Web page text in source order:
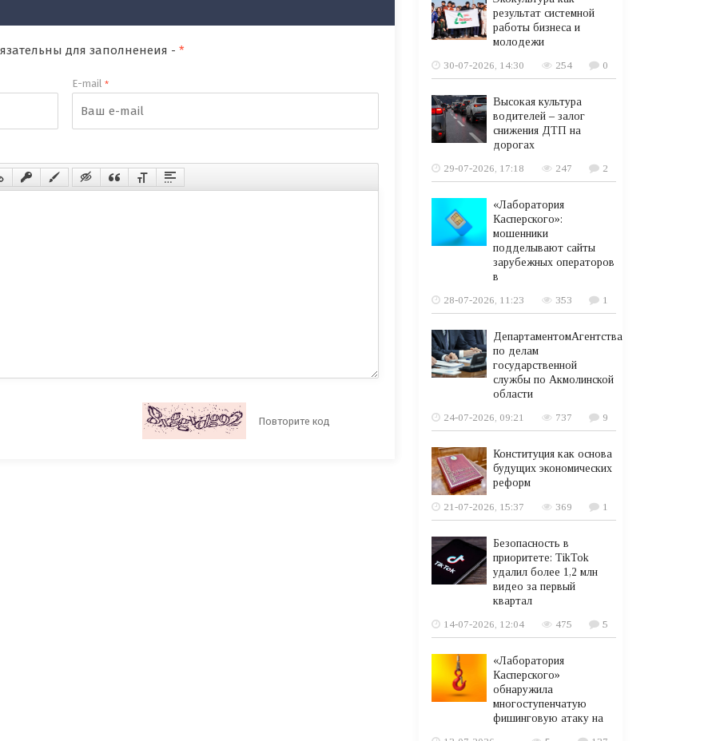
для заполненеия - *
E-mail *
результат системной
работы бизнеса и
молодежи
30-07-2026, 14:30
254 0
Высокая культура
водителей – залог
снижения ДТП на
дорогах
29-07-2026, 17:18
247 2
«Лаборатория
Касперского»:
мошенники
подделывают сайты
зарубежных операторов
в
28-07-2026, 11:23
353 1
ДепартаментомАгентства
по делам
государственной
службы по Акмолинской
области
24-07-2026, 09:21
737 9
Конституция как основа
будущих экономических
реформ
21-07-2026, 15:37
369 1
Безопасность в
приоритете: TikTok
удалил более 1,2 млн
видео за первый
квартал
14-07-2026, 12:04
475 5
«Лаборатория
Касперского»
обнаружила
многоступенчатую
фишинговую атаку на